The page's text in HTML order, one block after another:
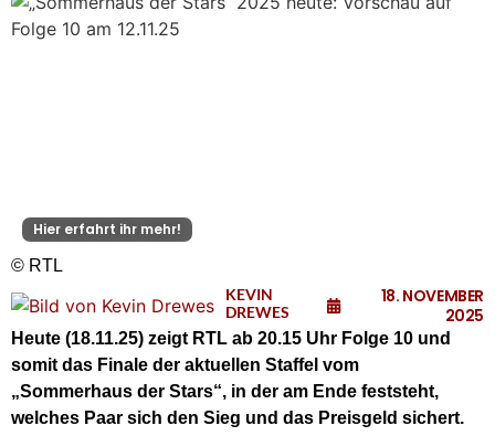
Hier erfahrt ihr mehr!
© RTL
KEVIN
DREWES
18. NOVEMBER
2025
Heute (18.11.25) zeigt RTL ab 20.15 Uhr Folge 10 und
somit das Finale der aktuellen Staffel vom
„Sommerhaus der Stars“, in der am Ende feststeht,
welches Paar sich den Sieg und das Preisgeld sichert.